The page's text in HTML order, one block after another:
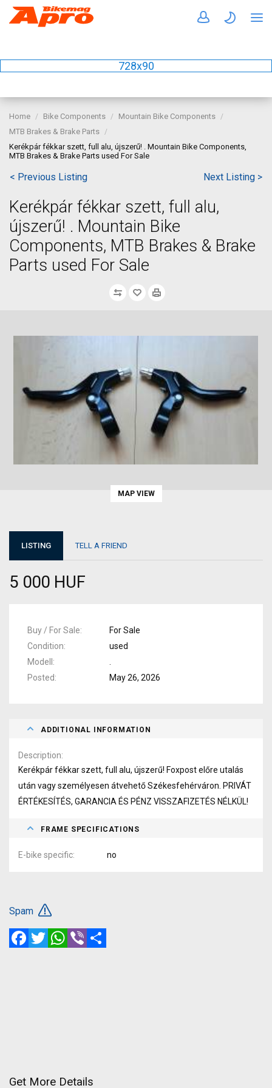
728x90
Home Bike Components
Mountain Bike Components
MTB Brakes & Brake Parts
Kerékpár fékkar szett, full alu, újszerű! . Mountain Bike Components,
MTB Brakes & Brake Parts used For Sale
< Previous Listing Next Listing >
Kerékpár fékkar szett, full alu,
újszerű! . Mountain Bike
Components, MTB Brakes & Brake
Parts used For Sale
MAP VIEW
LISTING TELL A FRIEND
5 000 HUF
Buy / For Sale
For Sale
Condition
used
Modell
Posted
May 26, 2026
ADDITIONAL INFORMATION
Description
Kerékpár fékkar szett, full alu, újszerű! Foxpost előre utalás
után vagy személyesen átvehető Székesfehérváron. PRIVÁT
ÉRTÉKESÍTÉS, GARANCIA ÉS PÉNZ VISSZAFIZETÉS NÉLKÜL!
FRAME SPECIFICATIONS
E-bike specific no
Spam
FacebookTwitterWhatsApp
Viber
Get More Details